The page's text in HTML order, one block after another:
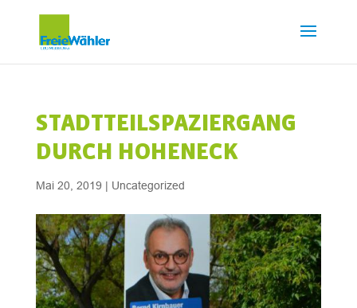
STADTTEILSPAZIERGANG
DURCH HOHENECK
Mai 20, 2019 | Uncategorized